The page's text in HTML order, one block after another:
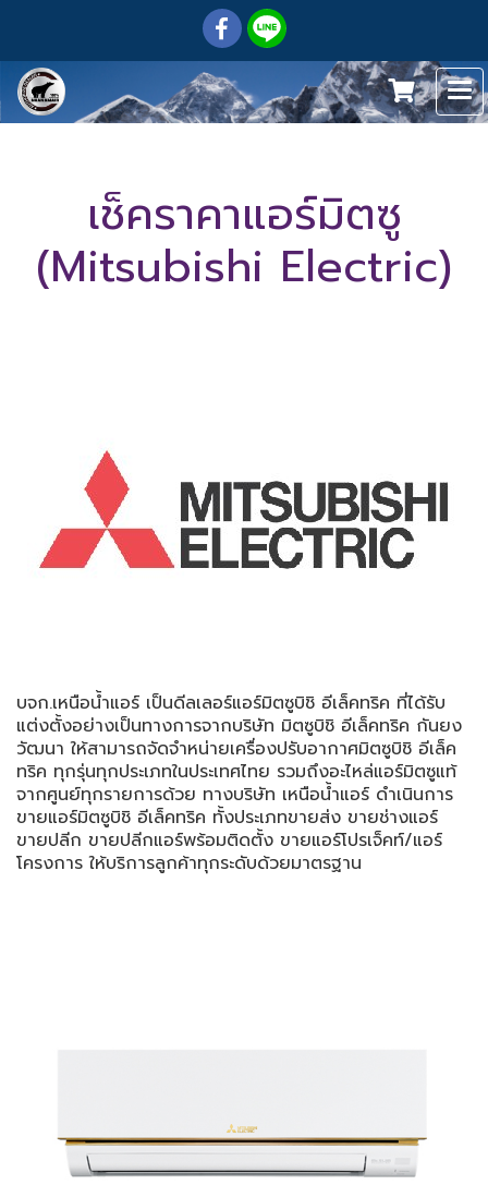
เช็คราคาแอร์มิตซู
(Mitsubishi Electric)
บจก.เหนือน้ำแอร์ เป็นดีลเลอร์แอร์มิตซูบิชิ อีเล็คทริค ที่ได้รับ
แต่งตั้งอย่างเป็นทางการจากบริษัท มิตซูบิชิ อีเล็คทริค กันยง
วัฒนา ให้สามารถจัดจำหน่ายเครื่องปรับอากาศมิตซูบิชิ อีเล็ค
ทริค ทุกรุ่นทุกประเภทในประเทศไทย รวมถึงอะไหล่แอร์มิตซูแท้
จากศูนย์ทุกรายการด้วย ทางบริษัท เหนือน้ำแอร์ ดำเนินการ
ขายแอร์มิตซูบิชิ อีเล็คทริค ทั้งประเภทขายส่ง ขายช่างแอร์
ขายปลีก ขายปลีกแอร์พร้อมติดตั้ง ขายแอร์โปรเจ็คท์/แอร์
โครงการ ให้บริการลูกค้าทุกระดับด้วยมาตรฐาน